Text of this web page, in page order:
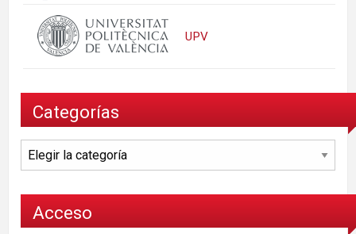
UPV
Categorías
Categorías
Acceso